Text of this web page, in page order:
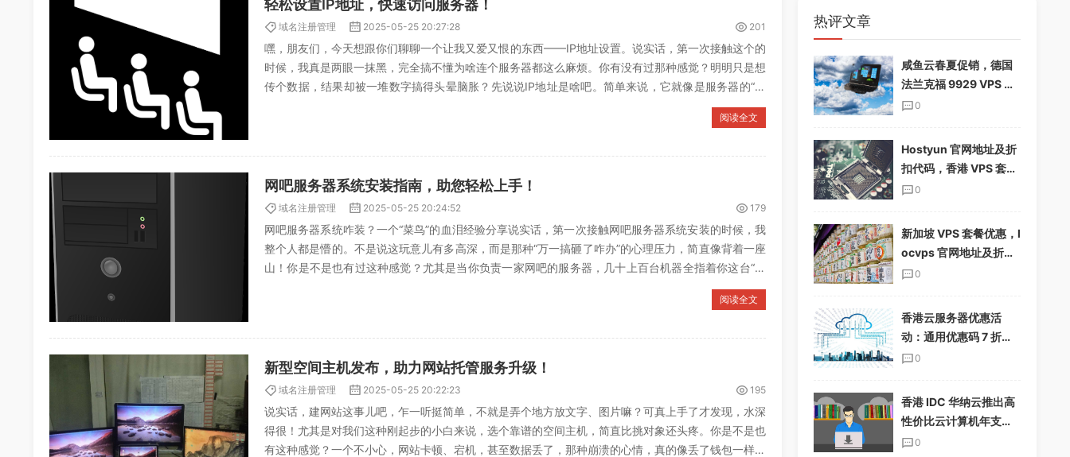
轻松设置IP地址，快速访问服务器！
域名注册管理 2025-05-25 20:27:28 201
嘿，朋友们，今天想跟你们聊聊一个让我又爱又恨的东西——IP地址设置。说实话，第一次接触这个的
时候，我真是两眼一抹黑，完全搞不懂为啥连个服务器都这么麻烦。你有没有过那种感觉？明明只是想
传个数据，结果却被一堆数字搞得头晕脑胀？先说说IP地址是啥吧。简单来说，它就像是服务器的“家
阅读全文
网吧服务器系统安装指南，助您轻松上手！
域名注册管理 2025-05-25 20:24:52 179
网吧服务器系统咋装？一个“菜鸟”的血泪经验分享说实话，第一次接触网吧服务器系统安装的时候，我
整个人都是懵的。不是说这玩意儿有多高深，而是那种“万一搞砸了咋办”的心理压力，简直像背着一座
山！你是不是也有过这种感觉？尤其是当你负责一家网吧的服务器，几十上百台机器全指着你这台“心
阅读全文
新型空间主机发布，助力网站托管服务升级！
域名注册管理 2025-05-25 20:22:23 195
说实话，建网站这事儿吧，乍一听挺简单，不就是弄个地方放文字、图片嘛？可真上手了才发现，水深
得很！尤其是对我们这种刚起步的小白来说，选个靠谱的空间主机，简直比挑对象还头疼。你是不是也
有这种感觉？一个不小心，网站卡顿、宕机，甚至数据丢了，那种崩溃的心情，真的像丢了钱包一样抓
热评文章
咸鱼云春夏促销，德国
法兰克福 9929 VPS 下
单享 85%折扣，配置翻
0
Hostyun 官网地址及折
扣代码，香港 VPS 套餐
介绍
0
新加坡 VPS 套餐优惠，l
ocvps 官网地址及折扣
码分享
0
香港云服务器优惠活
动：通用优惠码 7 折，
半年付加送一个月，年
0
香港 IDC 华纳云推出高
性价比云计算机年支付
套餐，免实名免备案
0